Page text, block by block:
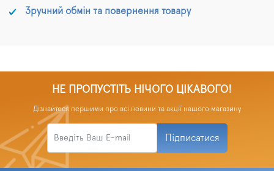
Зручний обмін та повернення товару
НЕ ПРОПУСТІТЬ НІЧОГО ЦІКАВОГО!
Дізнайтеся першими про всі новини та акції нашого магазину
Підписатися